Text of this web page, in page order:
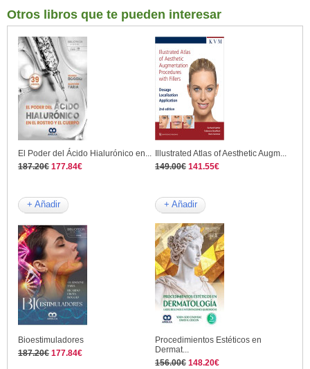
Otros libros que te pueden interesar
El Poder del Ácido Hialurónico en...
187.20€ 177.84€
+ Añadir
Illustrated Atlas of Aesthetic Augm...
149.00€ 141.55€
+ Añadir
Bioestimuladores
187.20€ 177.84€
Procedimientos Estéticos en
Dermat...
156.00€ 148.20€